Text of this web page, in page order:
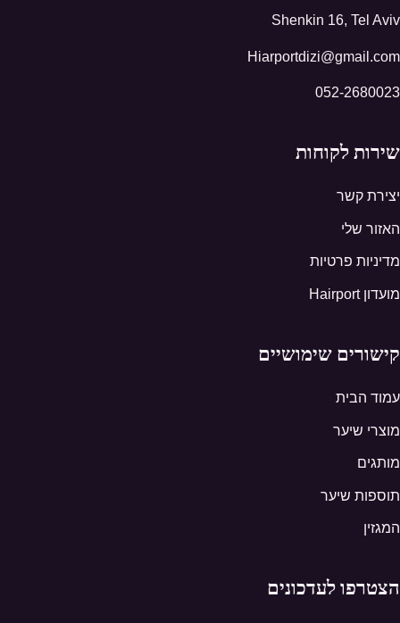
Shenkin 16, Tel Aviv
Hiarportdizi@gmail.com
052-2680023
שירות לקוחות
יצירת קשר
האזור שלי
מדיניות פרטיות
מועדון Hairport
קישורים שימושיים
עמוד הבית
מוצרי שיער
מותגים
תוספות שיער
המגזין
הצטרפו לעדכונים